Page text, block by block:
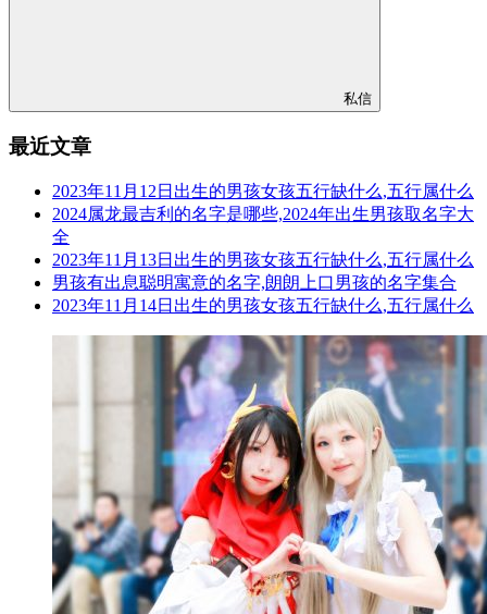
私信
最近文章
2023年11月12日出生的男孩女孩五行缺什么,五行属什么
2024属龙最吉利的名字是哪些,2024年出生男孩取名字大
全
2023年11月13日出生的男孩女孩五行缺什么,五行属什么
男孩有出息聪明寓意的名字,朗朗上口男孩的名字集合
2023年11月14日出生的男孩女孩五行缺什么,五行属什么